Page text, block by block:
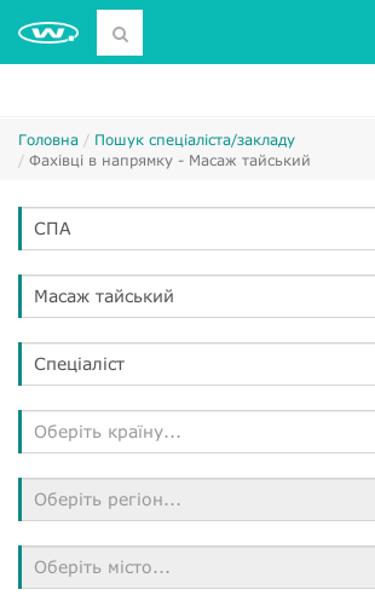
Головна
Пошук спеціаліста/закладу
Фахівці в напрямку - Масаж тайський
СПА
Масаж тайський
Спеціаліст
Оберіть країну...
Оберіть регіон...
Оберіть місто...